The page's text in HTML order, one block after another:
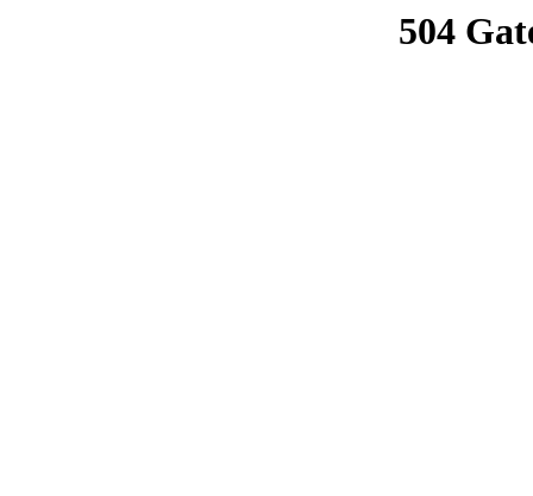
504